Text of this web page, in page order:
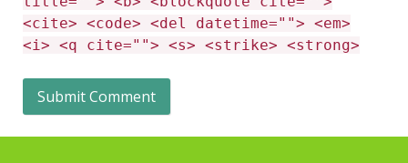
<cite> <code> <del datetime=""> <em>
<i> <q cite=""> <s> <strike> <strong>